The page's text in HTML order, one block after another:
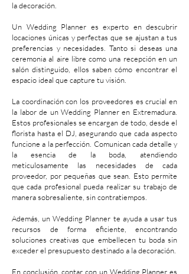
la decoración.
Un Wedding Planner es experto en descubrir
locaciones únicas y perfectas que se ajustan a tus
preferencias y necesidades. Tanto si deseas una
ceremonia al aire libre como una recepción en un
salón distinguido, ellos saben cómo encontrar el
espacio ideal que capture tu visión.
La coordinación con los proveedores es crucial en
la labor de un Wedding Planner en Extremadura.
Estos profesionales se encargan de todo, desde el
florista hasta el DJ, asegurando que cada aspecto
funcione a la perfección. Comunican cada detalle y
la esencia de la boda, atendiendo
meticulosamente las necesidades de cada
proveedor, por pequeñas que sean. Esto permite
que cada profesional pueda realizar su trabajo de
manera sobresaliente, sin contratiempos.
Además, un Wedding Planner te ayuda a usar tus
recursos de forma eficiente, encontrando
soluciones creativas que embellecen tu boda sin
exceder el presupuesto destinado a la decoración.
En conclusión, contar con un Wedding Planner es